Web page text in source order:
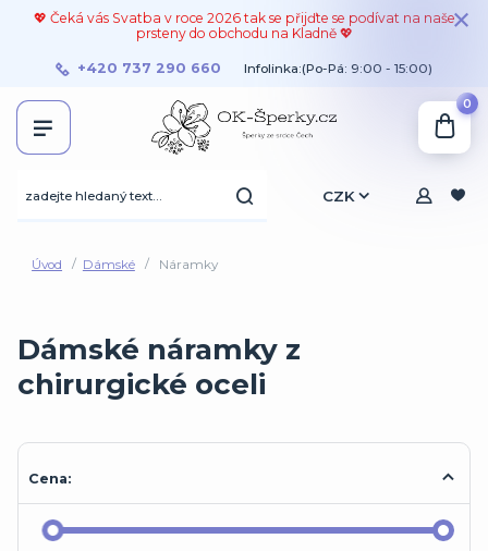
💖 Čeká vás Svatba v roce 2026 tak se přijďte se podívat na naše
prsteny do obchodu na Kladně 💖
CZK
+420 737 290 660 Infolinka:(Po-Pá: 9:00 - 15:00)
0
Úvod Dámské Náramky
Dámské náramky z
chirurgické oceli
Cena: